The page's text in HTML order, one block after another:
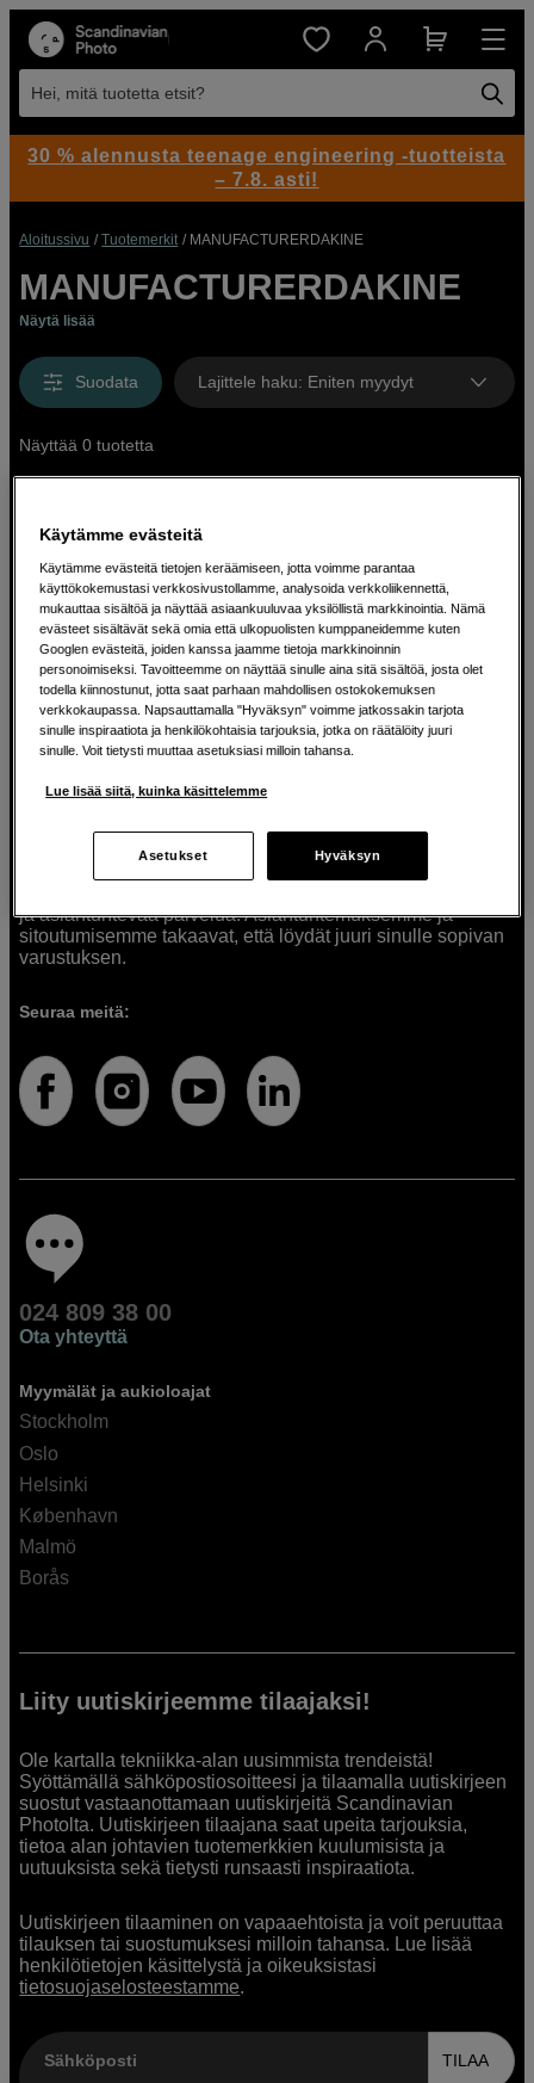
Hei, mitä tuotetta etsit?
Aloitussivu Tuotemerkit MANUFACTURERDAKINE
MANUFACTURERDAKINE
Näytä lisää
Suodata Lajittele haku: Eniten myydyt
Näyttää 0 tuotetta
Ratkaisuja luoville ihmisille jo vuodesta
1982
Olemme Scandinavian Photolla jo yli 40 vuoden ajan
auttaneet luovia ihmisiä toteuttamaan visioitaan.
Tarjoamme inspiraatiota, asiantuntemusta ja tuotteita
muun muassa valokuvauksen, äänen, videokuvauksen ja
musiikin ja taiteen harrastajia. Oikeilla työkaluilla ideat
muuttuvat todellisuudeksi. Autamme sinua valitsemaan
ja asiantuntevaa palvelua. Asiantuntemuksemme ja
sitoutumisemme takaavat, että löydät juuri sinulle sopivan
varustuksen.
Seuraa meitä:
024 809 38 00
Ota yhteyttä
Myymälät ja aukioloajat
Stockholm
Oslo
Helsinki
København
Malmö
Borås
Liity uutiskirjeemme tilaajaksi!
Ole kartalla tekniikka-alan uusimmista trendeistä!
Syöttämällä sähköpostiosoitteesi ja tilaamalla uutiskirjeen
suostut vastaanottamaan uutiskirjeitä Scandinavian
Photolta. Uutiskirjeen tilaajana saat upeita tarjouksia,
tietoa alan johtavien tuotemerkkien kuulumisista ja
uutuuksista sekä tietysti runsaasti inspiraatiota.
Uutiskirjeen tilaaminen on vapaaehtoista ja voit peruuttaa
tilauksen tai suostumuksesi milloin tahansa. Lue lisää
henkilötietojen käsittelystä ja oikeuksistasi
tietosuojaselosteestamme.
Sähköposti TILAA
30 % alennusta teenage engineering -tuotteista
– 7.8. asti!
Käytämme evästeitä
Käytämme evästeitä tietojen keräämiseen, jotta voimme parantaa
käyttökokemustasi verkkosivustollamme, analysoida verkkoliikennettä,
mukauttaa sisältöä ja näyttää asiaankuuluvaa yksilöllistä markkinointia. Nämä
evästeet sisältävät sekä omia että ulkopuolisten kumppaneidemme kuten
Googlen evästeitä, joiden kanssa jaamme tietoja markkinoinnin
personoimiseksi. Tavoitteemme on näyttää sinulle aina sitä sisältöä, josta olet
todella kiinnostunut, jotta saat parhaan mahdollisen ostokokemuksen
verkkokaupassa. Napsauttamalla "Hyväksyn" voimme jatkossakin tarjota
sinulle inspiraatiota ja henkilökohtaisia tarjouksia, jotka on räätälöity juuri
sinulle. Voit tietysti muuttaa asetuksiasi milloin tahansa.
Lue lisää siitä, kuinka käsittelemme
Asetukset Hyväksyn